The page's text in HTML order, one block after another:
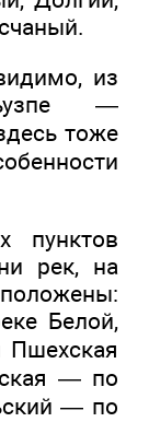
из
—
тоже
пунктов
рек, на
Белой,
— по
— по